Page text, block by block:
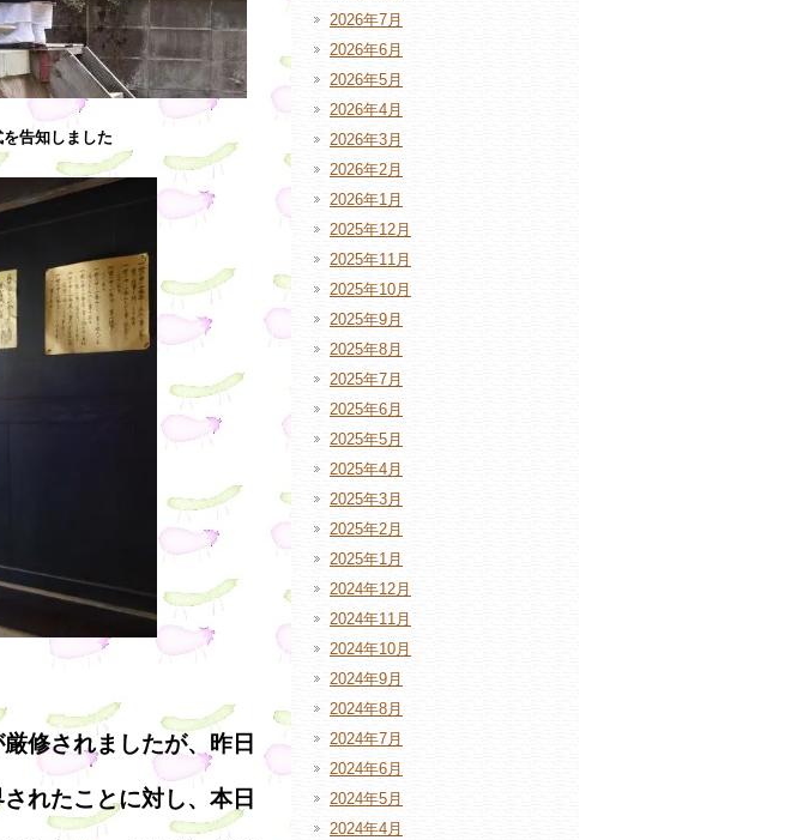
告知しました
修されましたが、昨日
れたことに対し、本日
2026年7月
2026年6月
2026年5月
2026年4月
2026年3月
2026年2月
2026年1月
2025年12月
2025年11月
2025年10月
2025年9月
2025年8月
2025年7月
2025年6月
2025年5月
2025年4月
2025年3月
2025年2月
2025年1月
2024年12月
2024年11月
2024年10月
2024年9月
2024年8月
2024年7月
2024年6月
2024年5月
2024年4月